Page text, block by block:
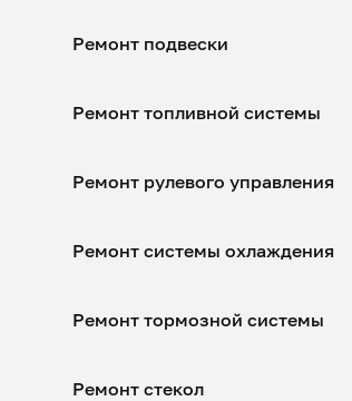
Ремонт подвески
Ремонт топливной системы
Ремонт рулевого управления
Ремонт системы охлаждения
Ремонт тормозной системы
Ремонт стекол